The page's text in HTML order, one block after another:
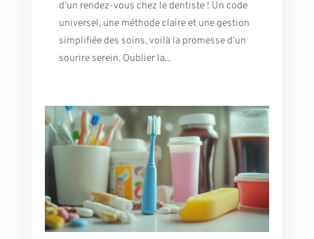
d’un rendez-vous chez le dentiste ! Un code
universel, une méthode claire et une gestion
simplifiée des soins, voilà la promesse d’un
sourire serein. Oublier la...